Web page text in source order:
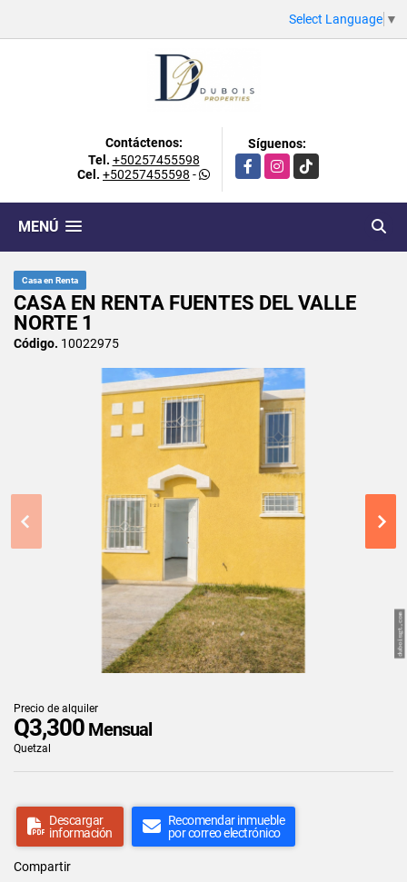
Select Language ▼
Contáctenos:
Tel. +50257455598
Cel. +50257455598 -
Síguenos:
FacebookInstagram
TikTok
MENÚ
Casa en Renta
CASA EN RENTA FUENTES DEL VALLE
NORTE 1
Código. 10022975
Precio de alquiler
Q3,300 Mensual
Quetzal
Descargar
información
Recomendar inmueble
por correo electrónico
Compartir